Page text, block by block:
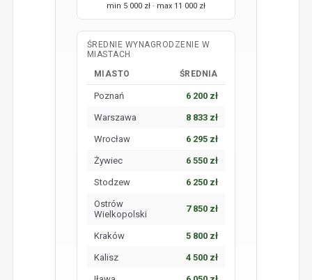
min 5 000 zł · max 11 000 zł
ŚREDNIE WYNAGRODZENIE W
MIASTACH
MIASTO
ŚREDNIA
Poznań 6 200 zł
Warszawa 8 833 zł
Wrocław 6 295 zł
Żywiec 6 550 zł
Stodzew 6 250 zł
Ostrów
Wielkopolski
7 850 zł
Kraków 5 800 zł
Kalisz 4 500 zł